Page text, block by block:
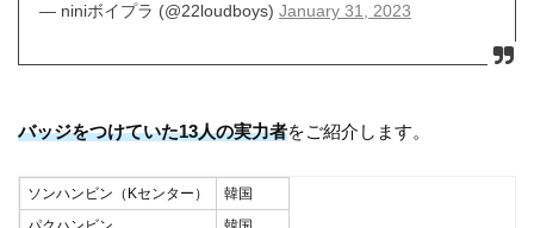
— niniボイプラ (@22loudboys) January 31, 2023
バッジをつけていた13人の実力者をご紹介します。
ソンハンビン（Kセンター）
韓国